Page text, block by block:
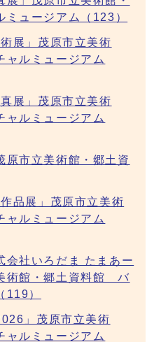
ュージアム（123）
展」茂原市立美術
ルミュージアム
展」茂原市立美術
ルミュージアム
原市立美術館・郷土資
品展」茂原市立美術
ルミュージアム
社いろだま たまあー
術館・郷土資料館 バ
119）
」茂原市立美術
ルミュージアム